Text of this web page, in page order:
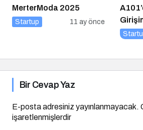
MerterModa 2025
Startup 11 ay önce
Bir Cevap Yaz
E-posta adresiniz yayınlanmayacak.
işaretlenmişlerdir